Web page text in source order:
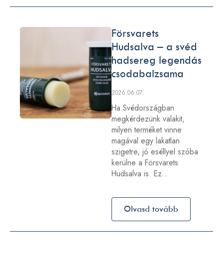
Försvarets
Hudsalva – a svéd
hadsereg legendás
csodabalzsama
2026.06.07.
Ha Svédországban
megkérdezünk valakit,
milyen terméket vinne
magával egy lakatlan
szigetre, jó eséllyel szóba
kerülne a Försvarets
Hudsalva is. Ez…
Olvasd tovább